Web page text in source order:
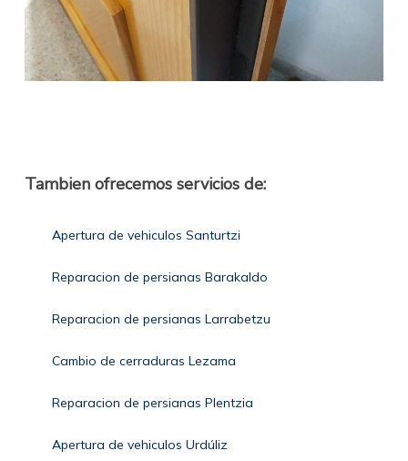
Tambien ofrecemos servicios de:
Apertura de vehiculos Santurtzi
Reparacion de persianas Barakaldo
Reparacion de persianas Larrabetzu
Cambio de cerraduras Lezama
Reparacion de persianas Plentzia
Apertura de vehiculos Urdúliz